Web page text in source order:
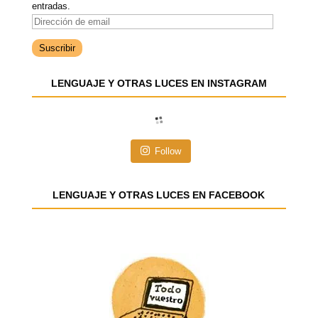
entradas.
D
r
c
m
LENGUAJE Y OTRAS LUCES EN INSTAGRAM
Follow
LENGUAJE Y OTRAS LUCES EN FACEBOOK